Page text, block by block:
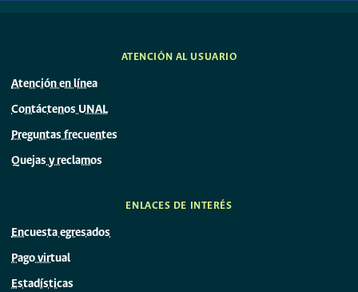
ATENCIÓN AL USUARIO
Atención en línea
Contáctenos UNAL
Preguntas frecuentes
Quejas y reclamos
ENLACES DE INTERÉS
Encuesta egresados
Pago virtual
Estadísticas